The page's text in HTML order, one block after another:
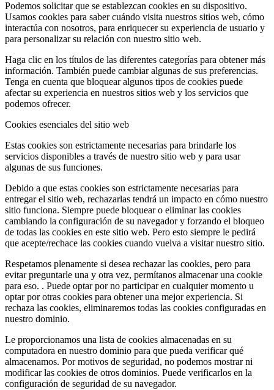
Podemos solicitar que se establezcan cookies en su dispositivo.
Usamos cookies para saber cuándo visita nuestros sitios web, cómo
interactúa con nosotros, para enriquecer su experiencia de usuario y
para personalizar su relación con nuestro sitio web.
Haga clic en los títulos de las diferentes categorías para obtener más
información. También puede cambiar algunas de sus preferencias.
Tenga en cuenta que bloquear algunos tipos de cookies puede
afectar su experiencia en nuestros sitios web y los servicios que
podemos ofrecer.
Cookies esenciales del sitio web
Estas cookies son estrictamente necesarias para brindarle los
servicios disponibles a través de nuestro sitio web y para usar
algunas de sus funciones.
Debido a que estas cookies son estrictamente necesarias para
entregar el sitio web, rechazarlas tendrá un impacto en cómo nuestro
sitio funciona. Siempre puede bloquear o eliminar las cookies
cambiando la configuración de su navegador y forzando el bloqueo
de todas las cookies en este sitio web. Pero esto siempre le pedirá
que acepte/rechace las cookies cuando vuelva a visitar nuestro sitio.
Respetamos plenamente si desea rechazar las cookies, pero para
evitar preguntarle una y otra vez, permítanos almacenar una cookie
para eso. . Puede optar por no participar en cualquier momento u
optar por otras cookies para obtener una mejor experiencia. Si
rechaza las cookies, eliminaremos todas las cookies configuradas en
nuestro dominio.
Le proporcionamos una lista de cookies almacenadas en su
computadora en nuestro dominio para que pueda verificar qué
almacenamos. Por motivos de seguridad, no podemos mostrar ni
modificar las cookies de otros dominios. Puede verificarlos en la
configuración de seguridad de su navegador.